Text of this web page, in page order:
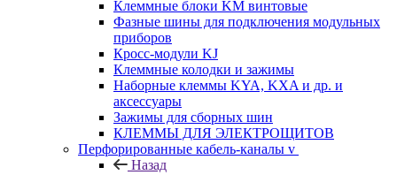
Клеммные блоки KM винтовые
Фазные шины для подключения модульных
приборов
Кросс-модули KJ
Клеммные колодки и зажимы
Наборные клеммы KYA, KXA и др. и
аксессуары
Зажимы для сборных шин
КЛЕММЫ ДЛЯ ЭЛЕКТРОЩИТОВ
Перфорированные кабель-каналы v
Назад